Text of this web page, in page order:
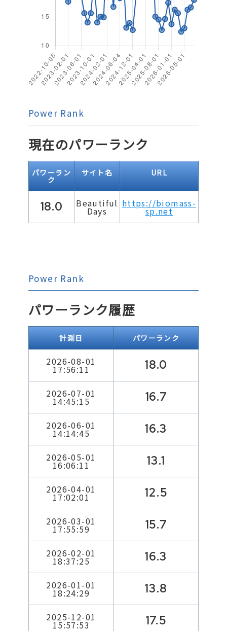
Power Rank
現在のパワーランク
パワーラン
ク
サイト名 URL
18.0 Beautiful
Days
https://biomass-
sp.net
Power Rank
パワーランク履歴
計測日 パワーランク
2026-08-01
17:56:11 18.0
2026-07-01
14:45:15 16.7
2026-06-01
14:14:45 16.3
2026-05-01
16:06:11 13.1
2026-04-01
17:02:01 12.5
2026-03-01
17:55:59 15.7
2026-02-01
18:37:25 16.3
2026-01-01
18:24:29 13.8
2025-12-01
15:57:53 17.5